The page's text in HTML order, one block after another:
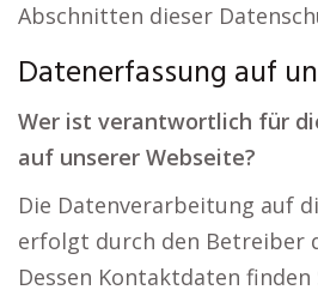
Abschnitten dieser
Datenerfassung auf
Wer ist verantwortlich für
auf unserer Webseite?
Die Datenverarbeitung auf
erfolgt durch den Betreiber
Dessen Kontaktdaten finden